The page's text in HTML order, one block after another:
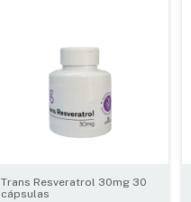
Trans Resveratrol 30mg 30
cápsulas